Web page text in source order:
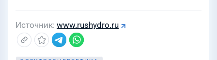
Источник www.rushydro.ru